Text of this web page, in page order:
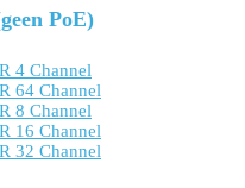
PoE)
4 Channel
64 Channel
8 Channel
16 Channel
32 Channel